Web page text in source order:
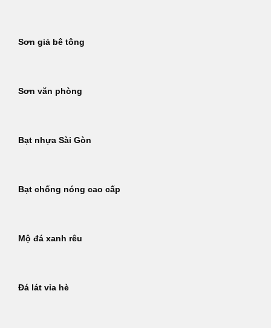
Sơn giả bê tông
Sơn văn phòng
Bạt nhựa Sài Gòn
Bạt chống nóng cao cấp
Mộ đá xanh rêu
Đá lát vỉa hè